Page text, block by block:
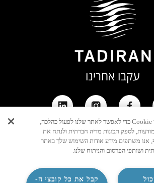
עקבו אחרינו
אנו משתמשים בקובצי Cookie כדי לאפשר לאתר שלנו לפעול כהלכה,
לספק תכונות מדיה חברתית ולנתח את
אנו משתפים מידע אודות השימוש שלך באתר
ושותפי הפרסום והניתוח שלנו.
קבל את כל קובצי ה-